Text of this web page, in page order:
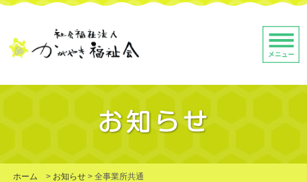
ホーム > お知らせ> 全事業所共通